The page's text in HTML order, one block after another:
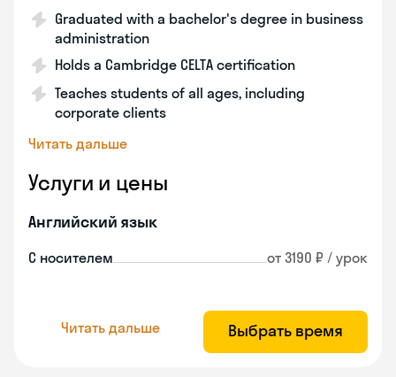
Graduated with a bachelor's degree in business
administration
Holds a Cambridge CELTA certification
Teaches students of all ages, including
corporate clients
Читать дальше
Услуги и цены
Английский язык
С носителем от 3190 ₽ / урок
Читать дальше Выбрать время